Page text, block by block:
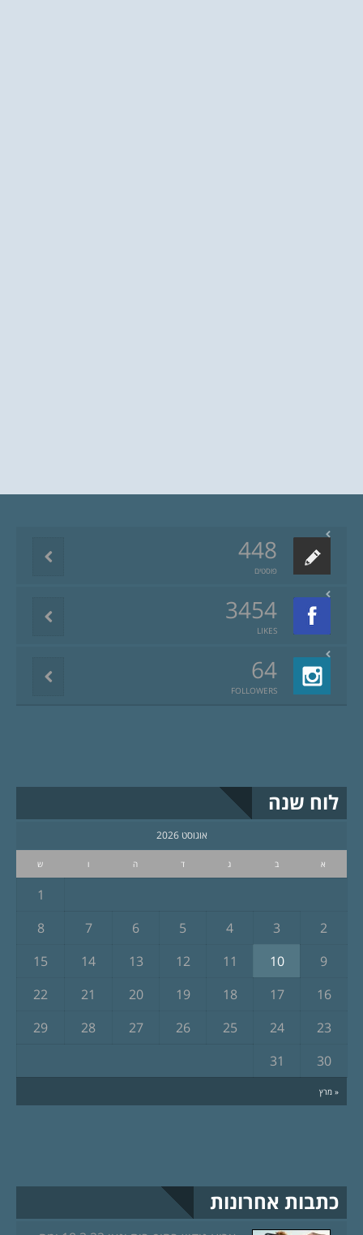
448
פוסטים
3454
LIKES
64
FOLLOWERS
לוח שנה
אוגוסט 2026
א ב ג ד ה ו ש
« מרץ
1
2
3
4
5
6
7
8
9
10
11
12
13
14
15
16
17
18
19
20
21
22
23
24
25
26
27
28
29
30
31
כתבות אחרונות